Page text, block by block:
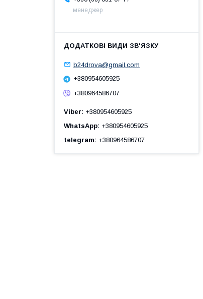
менеджер
b24drova@gmail.com
+380954605925
+380964586707
Viber
+380954605925
WhatsApp +380954605925
telegram
+380964586707